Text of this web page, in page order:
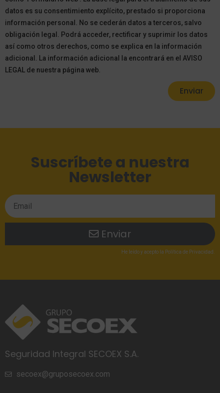
datos es su consentimiento explícito, prestado si proporciona
información personal. No se cederán datos a terceros, salvo
obligación legal. Podrá acceder, rectificar y suprimir los datos
así como otros derechos, como se explica en la información
adicional. La información adicional la encontrará en el AVISO
LEGAL de nuestra página web.
Enviar
Suscríbete a nuestra
Newsletter
Enviar
He leídoy acepto la Política de Privacidad .
Seguridad Integral SECOEX S.A.
secoex@gruposecoex.com